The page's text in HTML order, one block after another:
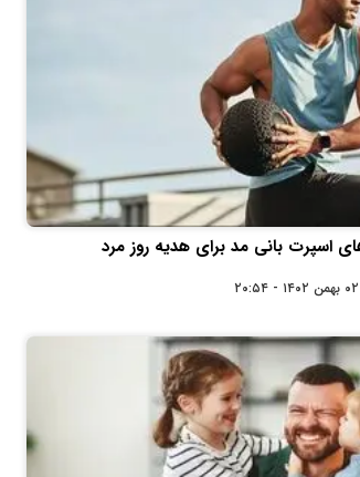
اسپرت بانی مد برای هدیه روز مرد
۰۲ بهمن ۱۴۰۲ - ۲۰:۵۴